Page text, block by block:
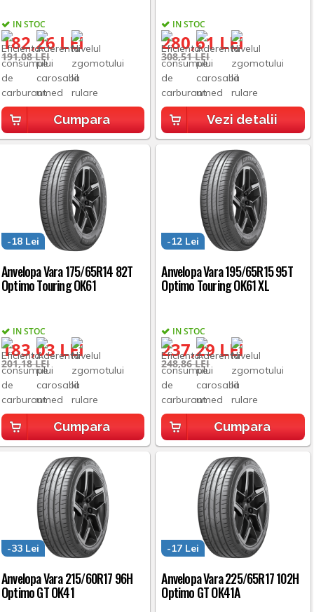
IN STOC
182,26 LEI
191,08 LEI
Cumpara
IN STOC
280,61 LEI
308,51 LEI
Vezi detalii
Anvelopa Vara 175/65R14 82T
Optimo Touring OK61
IN STOC
183,03 LEI
-18 Lei
201,18 LEI
Cumpara
Anvelopa Vara 195/65R15 95T
Optimo Touring OK61 XL
IN STOC
237,29 LEI
-12 Lei
248,86 LEI
Cumpara
Anvelopa Vara 215/60R17 96H
Optimo GT OK41
-33 Lei
Anvelopa Vara 225/65R17 102H
Optimo GT OK41A
-17 Lei